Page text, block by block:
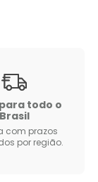
todo o
Brasil
com prazos
por região.